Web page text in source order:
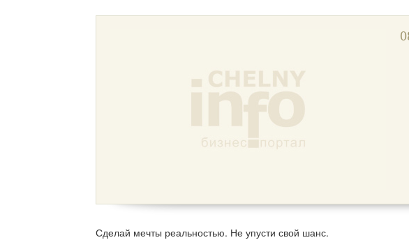
Сделай мечты реальностью. Не упусти свой шанс.